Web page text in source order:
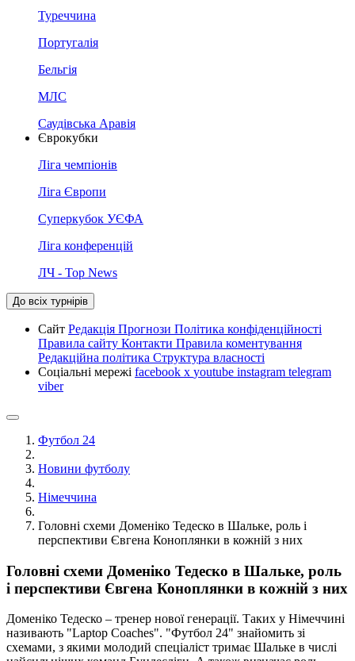
Туреччина
Португалія
Бельгія
МЛС
Саудівська Аравія
Єврокубки
Ліга чемпіонів
Ліга Європи
Суперкубок УЄФА
Ліга конференцій
ЛЧ - Top News
До всіх турнірів
Сайт Редакція Прогнози Політика конфіденційності
Правила сайту Контакти Правила коментування
Редакційна політика Структура власності
Соціальні мережі facebook x youtube instagram telegram
viber
Футбол 24
Новини футболу
Німеччина
Головні схеми Доменіко Тедеско в Шальке, роль і
перспективи Євгена Коноплянки в кожній з них
Головні схеми Доменіко Тедеско в Шальке, роль
і перспективи Євгена Коноплянки в кожній з них
Доменіко Тедеско – тренер нової генерації. Таких у Німеччині
називають "Laptop Coaches". "Футбол 24" знайомить зі
схемами, з якими молодий спеціаліст тримає Шальке в числі